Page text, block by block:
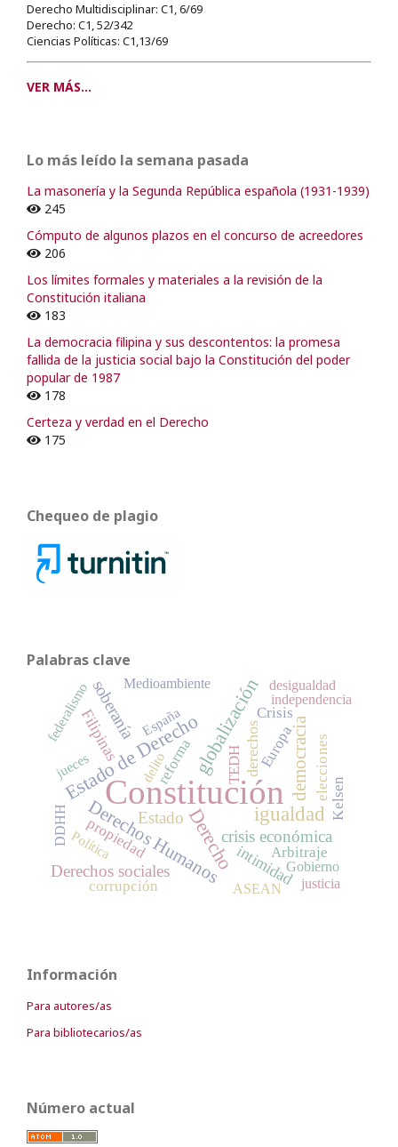
Derecho Multidisciplinar: C1, 6/69
Derecho: C1, 52/342
Ciencias Políticas: C1,13/69
VER MÁS...
Lo más leído la semana pasada
La masonería y la Segunda República española (1931-1939)
245
Cómputo de algunos plazos en el concurso de acreedores
206
Los límites formales y materiales a la revisión de la
Constitución italiana
183
La democracia filipina y sus descontentos: la promesa
fallida de la justicia social bajo la Constitución del poder
popular de 1987
178
Certeza y verdad en el Derecho
175
Chequeo de plagio
Palabras clave
Constitución
igualdad
Estado de Derechoglobalización
Derecho
democracia
Derechos Humanoscrisis económica
Derechos sociales
Estado
soberanía
intimidad
Filipinas derechos
Crisis
reforma TEDH elecciones
Europa
Arbitraje
propiedad
corrupción
Kelsen
federalismo independencia
Política
Medioambiente
Gobierno
desigualdad
ASEAN
España
jueces
justicia
delito
DDHH
Información
Para autores/as
Para bibliotecarios/as
Número actual